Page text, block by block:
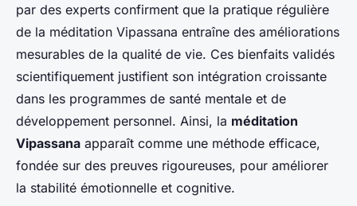
par des experts confirment que la pratique régulière
de la méditation Vipassana entraîne des améliorations
mesurables de la qualité de vie. Ces bienfaits validés
scientifiquement justifient son intégration croissante
dans les programmes de santé mentale et de
développement personnel. Ainsi, la méditation
Vipassana apparaît comme une méthode efficace,
fondée sur des preuves rigoureuses, pour améliorer
la stabilité émotionnelle et cognitive.